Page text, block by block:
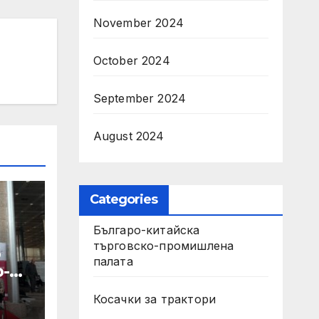
November 2024
October 2024
September 2024
August 2024
Categories
Българо-китайска
търговско-промишлена
палата
Косачки за трактори